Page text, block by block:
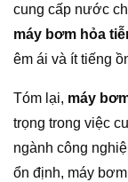
cung cấp nước
máy bơm hỏa
êm ái và ít tiếng
Tóm lại, máy
trọng trong việc
ngành công
ổn định, máy